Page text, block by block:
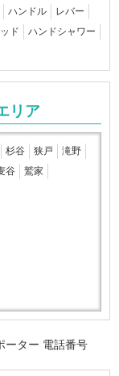
ハンドル
レバー
ド
ハンドシャワー
リア
杉谷 狭戸
滝野
谷 鷲家